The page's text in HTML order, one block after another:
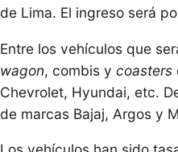
de Lima. El ingreso será
Entre los vehículos que
wagon, combis y coasters
Chevrolet, Hyundai, etc.
de marcas Bajaj, Argos y